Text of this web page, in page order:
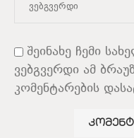
შეინახე ჩემი
ვებგვერდი ამ
კომენტარების